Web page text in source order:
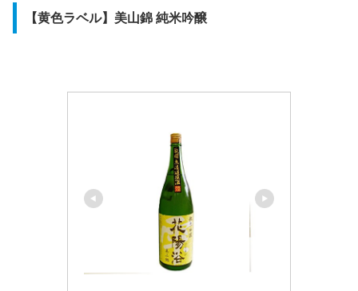
【黄色ラベル】美山錦 純米吟醸